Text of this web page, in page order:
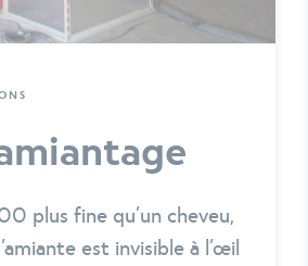
plus fine qu’un cheveu,
est invisible à l’œil